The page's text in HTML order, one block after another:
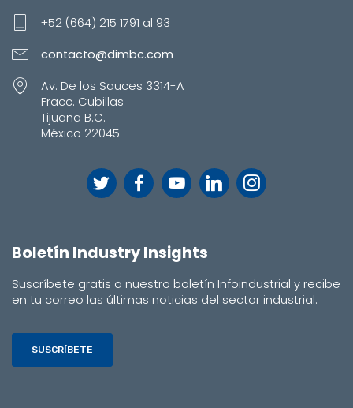
+52 (664) 215 1791 al 93
contacto@dimbc.com
Av. De los Sauces 3314-A
Fracc. Cubillas
Tijuana B.C.
México 22045
Boletín Industry Insights
Suscríbete gratis a nuestro boletín Infoindustrial y recibe
en tu correo las últimas noticias del sector industrial.
SUSCRÍBETE